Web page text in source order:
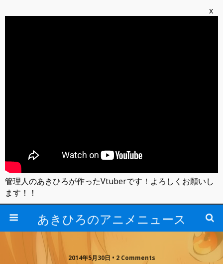
あきひろのアニメニュース
2014年5月30日 • 2 Comments
x
管理人のあきひろが作ったVtuberです！よろしくお願いし
ます！！